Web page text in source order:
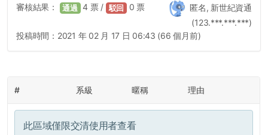
匿名, 新世紀資通
(123.***.***.***)
審核結果： 通過 4 票 / 駁回 0 票
投稿時間： 2021 年 02 月 17 日 06:43 (66 個月前)
# 系級 暱稱 理由
此區域僅限交清使用者查看